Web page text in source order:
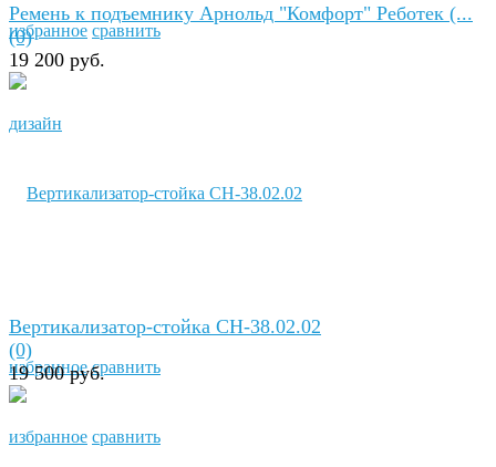
избранное сравнить
избранное сравнить
Ремень к подъемнику Арнольд "Комфорт" Реботек (...
(0)
19 200 руб.
избранное сравнить
Вертикализатор-стойка СН-38.02.02
(0)
19 500 руб.